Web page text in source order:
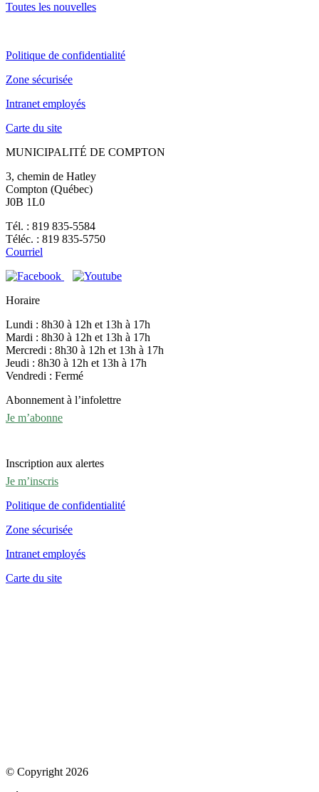
Toutes les nouvelles
Politique de confidentialité
Zone sécurisée
Intranet employés
Carte du site
MUNICIPALITÉ DE COMPTON
3, chemin de Hatley
Compton (Québec)
J0B 1L0
Tél. : 819 835-5584
Téléc. : 819 835-5750
Courriel
Horaire
Lundi : 8h30 à 12h et 13h à 17h
Mardi : 8h30 à 12h et 13h à 17h
Mercredi : 8h30 à 12h et 13h à 17h
Jeudi : 8h30 à 12h et 13h à 17h
Vendredi : Fermé
Abonnement à l’infolettre
Je m’abonne
Inscription aux alertes
Je m’inscris
Politique de confidentialité
Zone sécurisée
Intranet employés
Carte du site
© Copyright 2026